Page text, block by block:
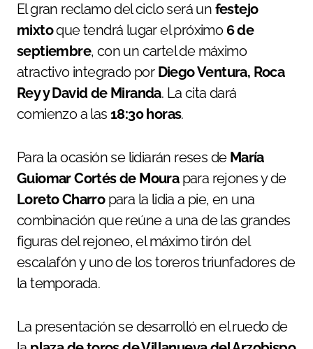
El gran reclamo del ciclo será un festejo
mixtoque tendrá lugar el próximo 6 de
septiembre, con un cartel de máximo
atractivo integrado por Diego Ventura, Roca
Rey y David de Miranda. La cita dará
comienzo a las 18:30 horas.
Para la ocasión se lidiarán reses de María
Guiomar Cortés de Mourapara rejones y de
Loreto Charropara la lidia a pie, en una
combinación que reúne a una de las grandes
figuras del rejoneo, el máximo tirón del
escalafón y uno de los toreros triunfadores de
la temporada.
La presentación se desarrolló en el ruedo de